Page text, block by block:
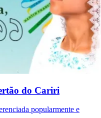
do Cariri
popularmente e